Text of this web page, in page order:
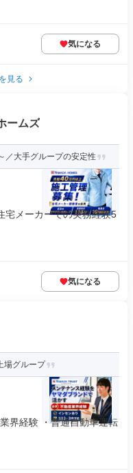
気になる
見る
ームズ
／大手グループの安定性
メーカーでの実務経験5
気になる
場グループ
界経験 ・普通自動車運転